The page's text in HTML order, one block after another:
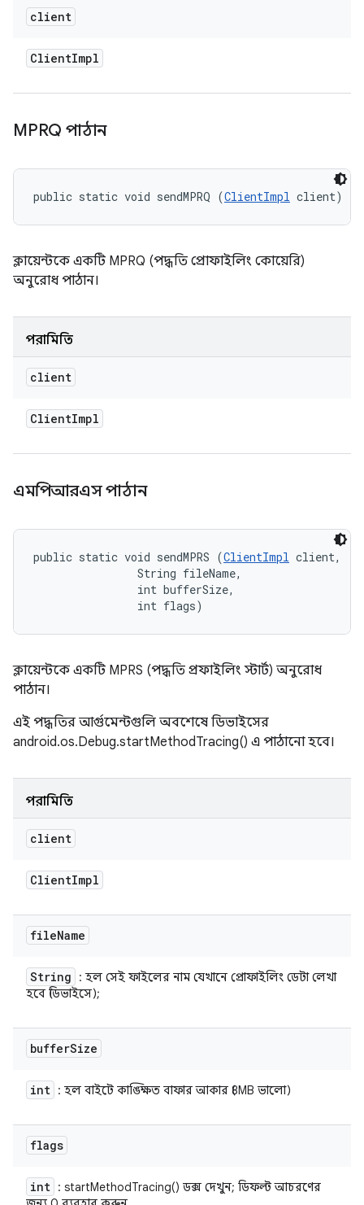
client
ClientImpl
MPRQ পাঠান
public static void sendMPRQ (ClientImpl client)
ক্লায়েন্টকে একটি MPRQ (পদ্ধতি প্রোফাইলিং কোয়েরি)
অনুরোধ পাঠান।
পরামিতি
client
ClientImpl
এমপিআরএস পাঠান
public static void sendMPRS (ClientImpl client,
                String fileName,
                int bufferSize,
                int flags)
ক্লায়েন্টকে একটি MPRS (পদ্ধতি প্রফাইলিং স্টার্ট) অনুরোধ
পাঠান।
এই পদ্ধতির আর্গুমেন্টগুলি অবশেষে ডিভাইসের
android.os.Debug.startMethodTracing() এ পাঠানো হবে।
পরামিতি
client
ClientImpl
fileName
String
: হল সেই ফাইলের নাম যেখানে প্রোফাইলিং ডেটা লেখা
হবে (ডিভাইসে);
bufferSize
int : হল বাইটে কাঙ্ক্ষিত বাফার আকার (8MB ভালো)
flags
int : startMethodTracing() ডক্স দেখুন; ডিফল্ট আচরণের